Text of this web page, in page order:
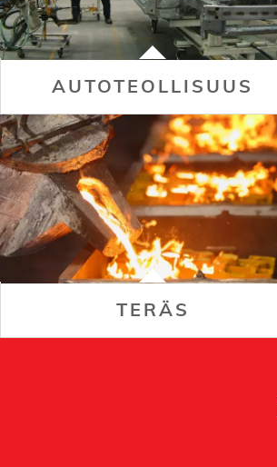
AUTOTEOLLISUUS
TERÄS